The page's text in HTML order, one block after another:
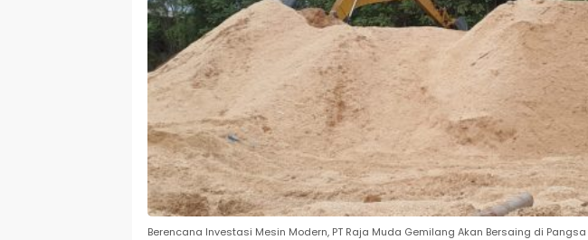
Berencana Investasi Mesin Modern, PT Raja Muda Gemilang Akan Bersaing di Pangsa